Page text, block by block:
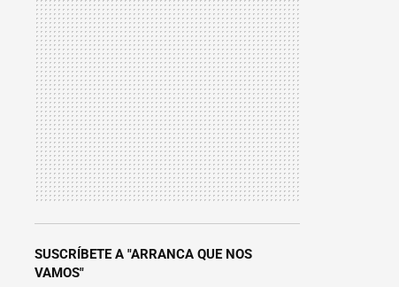
SUSCRÍBETE A "ARRANCA QUE NOS
VAMOS"